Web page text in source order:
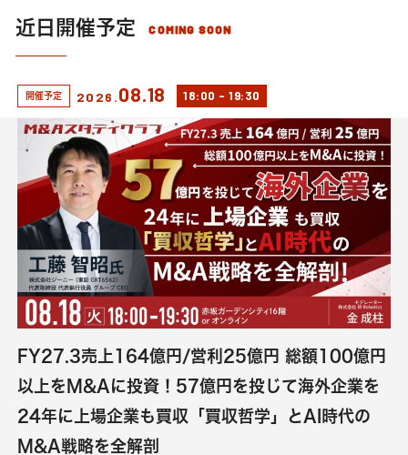
近日開催予定 COMING SOON
開催予定 2026.08.18 18:00 - 19:30
FY27.3売上164億円/営利25億円 総額100億円
以上をM&Aに投資！57億円を投じて海外企業を
24年に上場企業も買収「買収哲学」とAI時代の
M&A戦略を全解剖